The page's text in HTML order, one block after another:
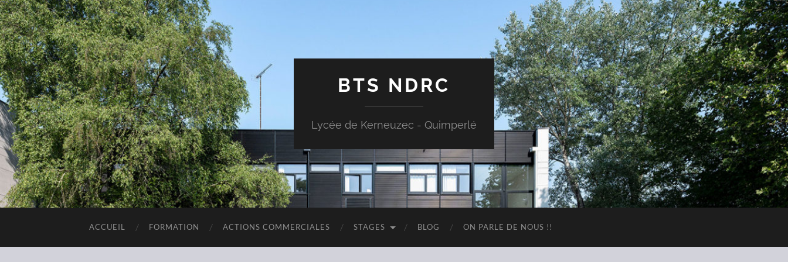
BTS NDRC
Lycée de Kerneuzec - Quimperlé
ACCUEIL FORMATION ACTIONS COMMERCIALES STAGES BLOG ON PARLE DE NOUS !!